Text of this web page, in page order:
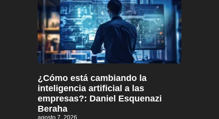
¿Cómo está cambiando la
inteligencia artificial a las
empresas?: Daniel Esquenazi
Beraha
agosto 7, 2026